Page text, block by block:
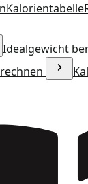
Kalorientabelle
Idealgewicht